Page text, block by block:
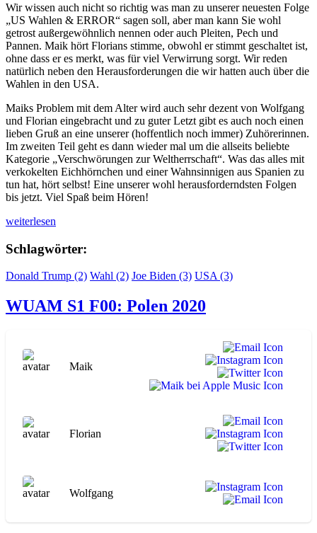
Wir wissen auch nicht so richtig was man zu unserer neuesten Folge
„US Wahlen & ERROR“ sagen soll, aber man kann Sie wohl
getrost außergewöhnlich nennen oder auch Pleiten, Pech und
Pannen. Maik hört Florians stimme, obwohl er stimmt geschaltet ist,
ohne dass er es merkt, was für viel Verwirrung sorgt. Wir reden
natürlich neben den Herausforderungen die wir hatten auch über die
Wahlen in den USA.
Maiks Problem mit dem Alter wird auch sehr dezent von Wolfgang
und Florian eingebracht und zu guter Letzt gibt es auch noch einen
lieben Gruß an eine unserer (hoffentlich noch immer) Zuhörerinnen.
Im zweiten Teil geht es dann wieder mal um die allseits beliebte
Kategorie „Verschwörungen zur Weltherrschaft“. Was das alles mit
verkokelten Eichhörnchen und einer Wahnsinnigen aus Spanien zu
tun hat, hört selbst! Eine unserer wohl herausforderndsten Folgen
bis jetzt. Viel Spaß beim Hören!
„WUAM
F10:
Wahlen
&
weiterlesen
Schlagwörter:
Donald Trump (2) Wahl (2) Joe Biden (3) USA (3)
WUAM S1 F00: Polen 2020
Maik
Florian
Wolfgang